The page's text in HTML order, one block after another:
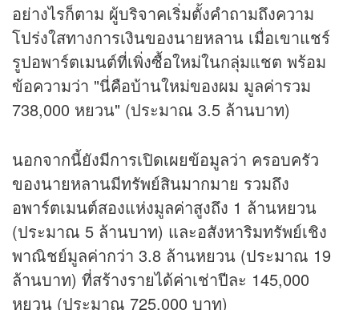
อย่างไรก็ตาม ผู้บริจาคเริ่มตั้งคำถามถึงความ
โปร่งใสทางการเงินของนายหลาน เมื่อเขาแชร์
รูปอพาร์ตเมนต์ที่เพิ่งซื้อใหม่ในกลุ่มแชต พร้อม
ข้อความว่า "นี่คือบ้านใหม่ของผม มูลค่ารวม
738,000 หยวน" (ประมาณ 3.5 ล้านบาท)
นอกจากนี้ยังมีการเปิดเผยข้อมูลว่า ครอบครัว
ของนายหลานมีทรัพย์สินมากมาย รวมถึง
อพาร์ตเมนต์สองแห่งมูลค่าสูงถึง 1 ล้านหยวน
(ประมาณ 5 ล้านบาท) และอสังหาริมทรัพย์เชิง
พาณิชย์มูลค่ากว่า 3.8 ล้านหยวน (ประมาณ 19
ล้านบาท) ที่สร้างรายได้ค่าเช่าปีละ 145,000
หยวน (ประมาณ 725,000 บาท)